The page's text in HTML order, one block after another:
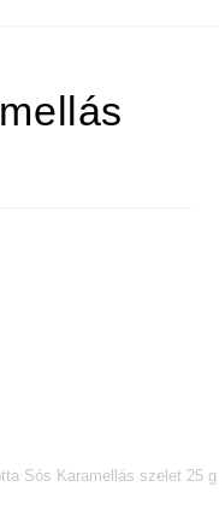
Sós Karamellás szelet 25 g